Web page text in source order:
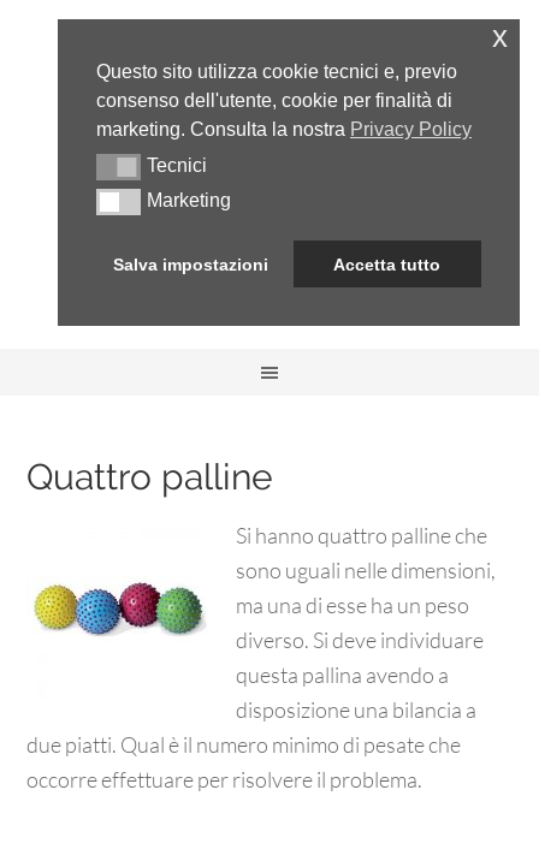
Quattro palline
Si hanno quattro palline che
sono uguali nelle dimensioni,
ma una di esse ha un peso
diverso. Si deve individuare
questa pallina avendo a
disposizione una bilancia a
due piatti. Qual è il numero minimo di pesate che
occorre effettuare per risolvere il problema.
Questo sito utilizza cookie tecnici e, previo
consenso dell'utente, cookie per finalità di
marketing. Consulta la nostra Privacy Policy
TecniciTecnici
MarketingMarketing
Salva impostazioni Accetta tutto
x